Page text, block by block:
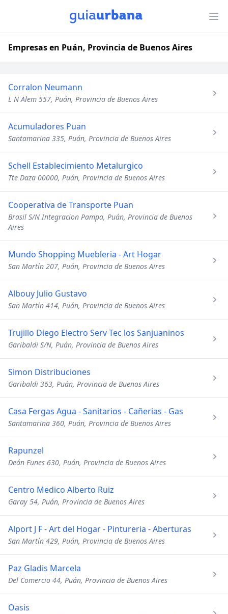
Empresas en Puán, Provincia de Buenos Aires
Corralon Neumann
L N Alem 557, Puán, Provincia de Buenos Aires
Acumuladores Puan
Santamarina 335, Puán, Provincia de Buenos Aires
Schell Establecimiento Metalurgico
Tte Daza 00000, Puán, Provincia de Buenos Aires
Cooperativa de Transporte Puan
Brasil S/N Integracion Pampa, Puán, Provincia de Buenos
Aires
Mundo Shopping Muebleria - Art Hogar
San Martín 207, Puán, Provincia de Buenos Aires
Albouy Julio Gustavo
San Martín 414, Puán, Provincia de Buenos Aires
Trujillo Diego Electro Serv Tec los Sanjuaninos
Garibaldi S/N, Puán, Provincia de Buenos Aires
Simon Distribuciones
Garibaldi 363, Puán, Provincia de Buenos Aires
Casa Fergas Agua - Sanitarios - Cañerias - Gas
Santamarina 360, Puán, Provincia de Buenos Aires
Rapunzel
Deán Funes 630, Puán, Provincia de Buenos Aires
Centro Medico Alberto Ruiz
Garay 54, Puán, Provincia de Buenos Aires
Alport J F - Art del Hogar - Pintureria - Aberturas
San Martín 429, Puán, Provincia de Buenos Aires
Paz Gladis Marcela
Del Comercio 44, Puán, Provincia de Buenos Aires
Oasis